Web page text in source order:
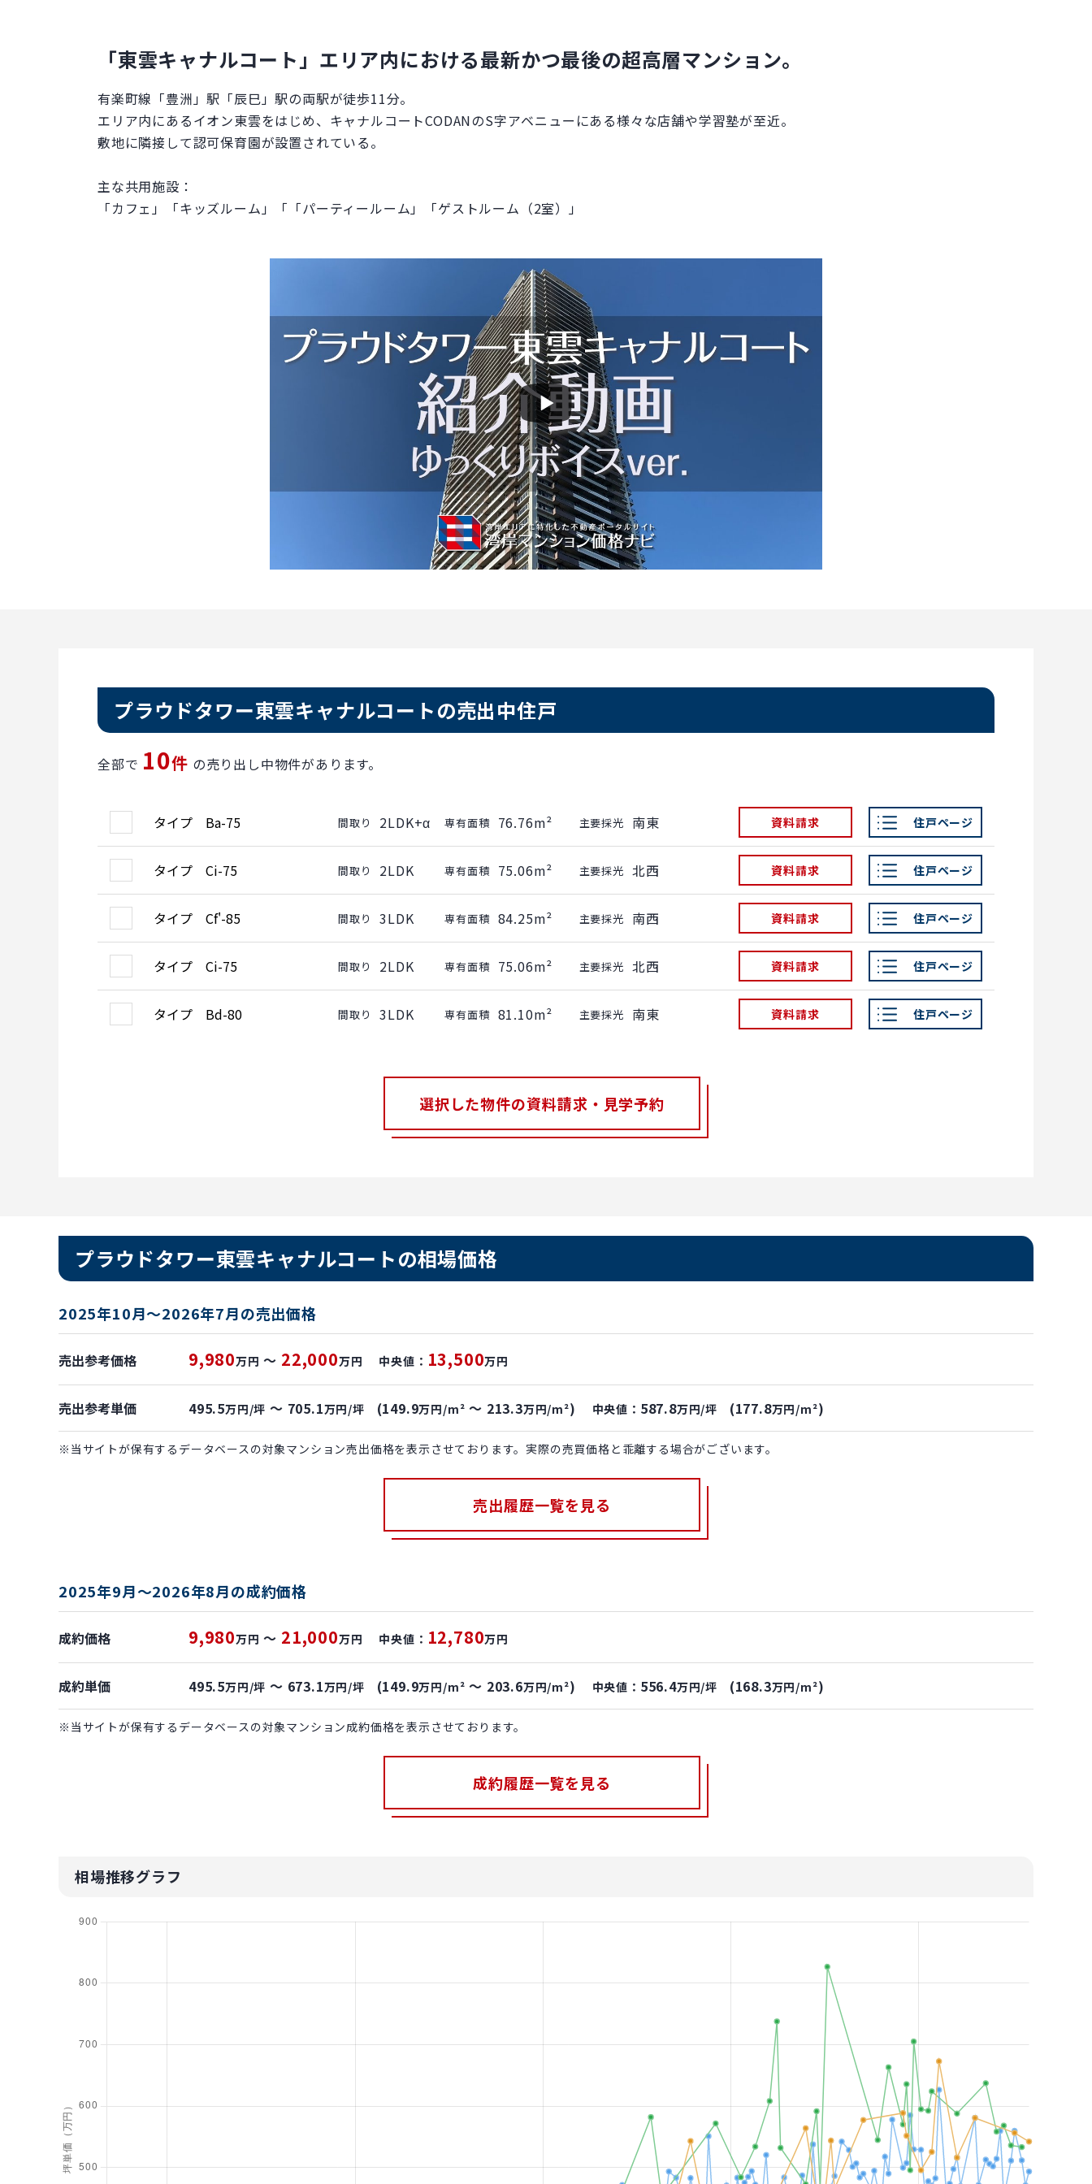
「東雲キャナルコート」エリア内における最新かつ最後の超高層マンション。
有楽町線「豊洲」駅「辰巳」駅の両駅が徒歩11分。
エリア内にあるイオン東雲をはじめ、キャナルコートCODANのS字アベニューにある様々な店舗や学習塾が至近。
敷地に隣接して認可保育園が設置されている。
主な共用施設：
「カフェ」「キッズルーム」「「パーティールーム」「ゲストルーム（2室）」
プラウドタワー東雲キャナルコートの売出中住戸
全部で 10件 の売り出し中物件があります。
タイプ Ba-75 間取り 2LDK+α 専有面積 76.76m² 主要採光 南東 資料請求 住戸ページ
タイプ Ci-75 間取り 2LDK 専有面積 75.06m² 主要採光 北西 資料請求 住戸ページ
タイプ Cf'-85 間取り 3LDK 専有面積 84.25m² 主要採光 南西 資料請求 住戸ページ
タイプ Ci-75 間取り 2LDK 専有面積 75.06m² 主要採光 北西 資料請求 住戸ページ
タイプ Bd-80 間取り 3LDK 専有面積 81.10m² 主要採光 南東 資料請求 住戸ページ
選択した物件の資料請求・見学予約
プラウドタワー東雲キャナルコートの相場価格
2025年10月～2026年7月の売出価格
売出参考価格 9,980万円 ～ 22,000万円 中央値： 13,500万円
売出参考単価 495.5万円/坪 ～ 705.1万円/坪 (149.9万円/m² ～ 213.3万円/m²) 中央値： 587.8万円/坪 (177.8万円/m²)
※当サイトが保有するデータベースの対象マンション売出価格を表示させております。実際の売買価格と乖離する場合がございます。
売出履歴一覧を見る
2025年9月～2026年8月の成約価格
成約価格 9,980万円 ～ 21,000万円 中央値： 12,780万円
成約単価 495.5万円/坪 ～ 673.1万円/坪 (149.9万円/m² ～ 203.6万円/m²) 中央値： 556.4万円/坪 (168.3万円/m²)
※当サイトが保有するデータベースの対象マンション成約価格を表示させております。
成約履歴一覧を見る
相場推移グラフ